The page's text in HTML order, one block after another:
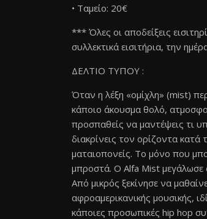
• Ταμείο: 20€
*** Όλες οι αποδείξεις
συλλεκτικά εισιτήρια, την
ΔΕΛΤΙΟ ΤΥΠΟΥ :
Όταν η λέξη «ομίχλη» (mist)
κάποιο άκουσμα θολό,
προσπαθείς να μαντέψεις τι
διακρίνεις τον ορίζοντα κατά
ματαιοπονείς. Το μόνο που
μπροστά. Ο Alfa Mist μεγάλωσε
Από μικρός ξεκίνησε να
αφροαμερικανικής μουσικής,
κάποιες προσωπικές hip hop